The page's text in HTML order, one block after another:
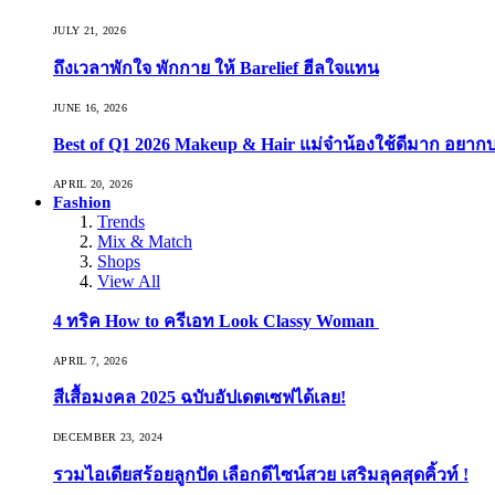
JULY 21, 2026
ถึงเวลาพักใจ พักกาย ให้ Barelief ฮีลใจแทน
JUNE 16, 2026
Best of Q1 2026 Makeup & Hair แม่จ๋าน้องใช้ดีมาก อยาก
APRIL 20, 2026
Fashion
Trends
Mix & Match
Shops
View All
4 ทริค How to ครีเอท Look Classy Woman
APRIL 7, 2026
สีเสื้อมงคล 2025 ฉบับอัปเดตเซฟได้เลย!
DECEMBER 23, 2024
รวมไอเดียสร้อยลูกปัด เลือกดีไซน์สวย เสริมลุคสุดคิ้วท์ !